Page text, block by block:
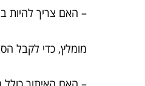
– האם צריך להיות
מומלץ, כדי לקבל